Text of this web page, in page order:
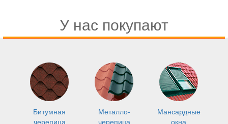
У нас покупают
Битумная
черепица
Металло-
черепица
Мансардные
окна